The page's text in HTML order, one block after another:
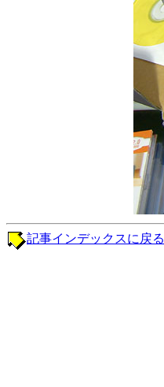
記事インデックスに戻る